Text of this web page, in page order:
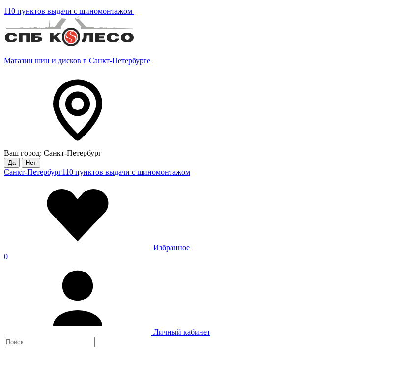
110 пунктов выдачи с шиномонтажом
Магазин шин и дисков в Санкт-Петербурге
Ваш город: Санкт-Петербург
Да Нет
Санкт-Петербург110 пунктов выдачи с шиномонтажом
Избранное
0
Личный кабинет